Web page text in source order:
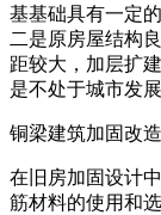
基基础具有一定
二是原房屋结构
距较大，加层扩
是不处于城市发
铜梁建筑加固改
在旧房加固设计
筋材料的使用和